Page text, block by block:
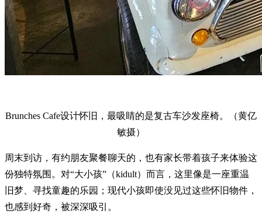
Brunches Cafe设计怀旧，最吸睛的是复古车沙发座椅。（黄亿
敏摄）
周末到访，有约朋友聚餐聊天的，也有家长带着孩子来体验这
份独特氛围。对“大小孩”（kidult）而言，这里像是一座重温
旧梦、寻找童趣的乐园；现代小孩即使没见过这些怀旧物件，
也感到好奇，被深深吸引。